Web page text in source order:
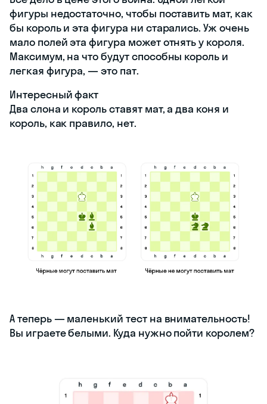
фигуры недостаточно, чтобы поставить мат, как
бы король и эта фигура ни старались. Уж очень
мало полей эта фигура может отнять у короля.
Максимум, на что будут способны король и
легкая фигура, — это пат.
Интересный факт
Два слона и король ставят мат, а два коня и
король, как правило, нет.
А теперь — маленький тест на внимательность!
Вы играете белыми. Куда нужно пойти королем?